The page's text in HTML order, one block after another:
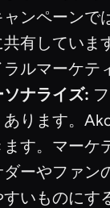
ンペーン
有してい
ルマーケ
ナライズ:
ります。
す。マー
ーやファ
いものに